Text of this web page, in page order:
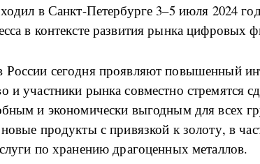
в Санкт-Пе­тер­бур­ге 3–5 июля 2024
в кон­тек­сте раз­ви­тия ры­н­ка
се­го­д­ня про­яв­ля­ют по­вы­шен­ный
и участ­ни­ки ры­н­ка со­в­ме­ст­но стре­мят­ся
и эко­но­ми­че­ски вы­год­ным для всех
но­вые про­дук­ты с при­вяз­кой к зо­ло­ту, в
по хра­не­нию дра­го­цен­ных ме­тал­лов.